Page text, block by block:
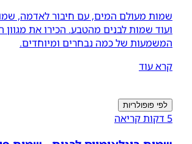
שמות מעולם המים, עם חיבור לאדמה,
ועוד שמות לבנים מהטבע. הכירו את מגוון
המשמעות של כמה נבחרים ומיוחדים.
קרא עוד
לפי פופולריות
5 דקות קריאה